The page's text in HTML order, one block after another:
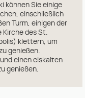
können Sie einige
einschließlich
Turm, einigen der
Kirche des St.
klettern, um
genießen.
einen eiskalten
genießen.